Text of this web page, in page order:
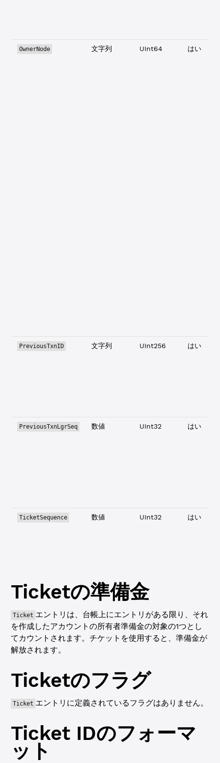
OwnerNode 文字列 UInt64 はい
PreviousTxnID 文字列 UInt256 はい
PreviousTxnLgrSeq 数値 UInt32 はい
TicketSequence 数値 UInt32 はい
Ticketの準備金
Ticket エントリは、台帳上にエントリがある限り、それ
を作成したアカウントの所有者準備金の対象の1つとし
てカウントされます。チケットを使用すると、準備金が
解放されます。
Ticketのフラグ
Ticket エントリに定義されているフラグはありません。
Ticket IDのフォーマ
ット